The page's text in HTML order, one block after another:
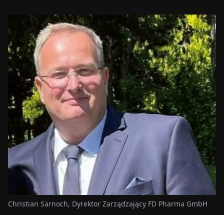
Christian Sarnoch, Dyrektor Zarządzający FD Pharma GmbH